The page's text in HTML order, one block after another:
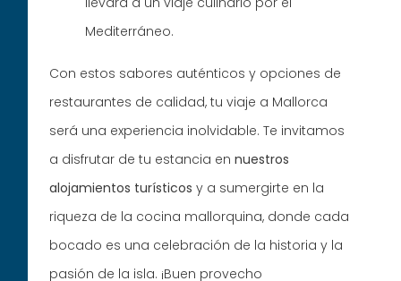
Mediterráneo.
Con estos sabores auténticos y opciones de
restaurantes de calidad, tu viaje a Mallorca
será una experiencia inolvidable. Te invitamos
a disfrutar de tu estancia ennuestros
alojamientos turísticos y a sumergirte en la
riqueza de la cocina mallorquina, donde cada
bocado es una celebración de la historia y la
pasión de la isla. ¡Buen provecho